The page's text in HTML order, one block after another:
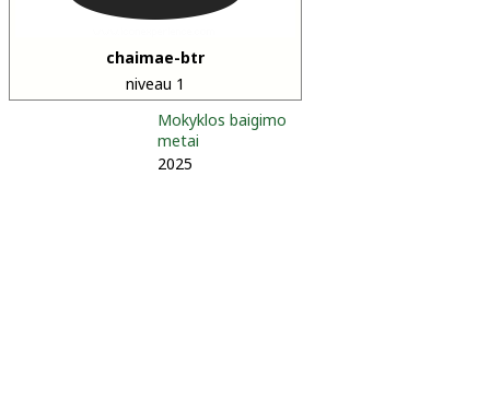
chaimae-btr
niveau 1
Mokyklos baigimo
metai
2025